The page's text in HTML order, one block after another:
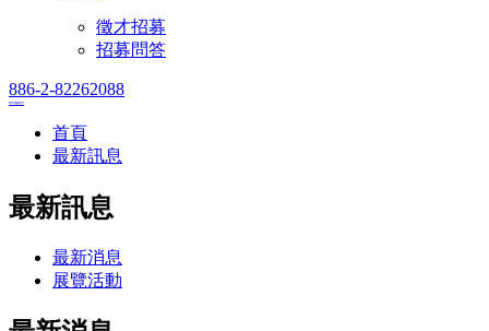
徵才招募
招募問答
886-2-82262088
nextprev
首頁
最新訊息
最新訊息
最新消息
展覽活動